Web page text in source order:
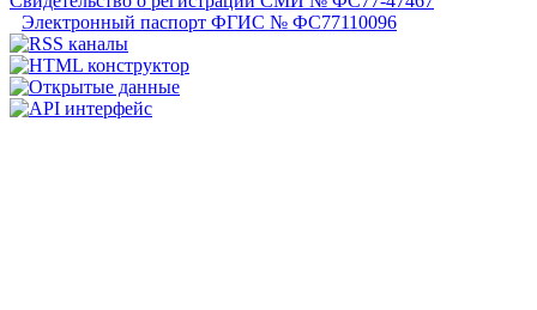
Электронный паспорт ФГИС № ФС77110096